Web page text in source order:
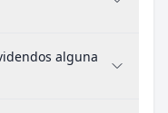
alguna